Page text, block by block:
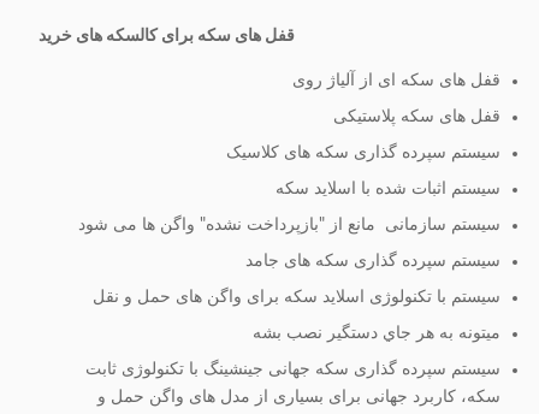
قفل های سکه برای کالسکه های خرید
قفل های سکه ای از آلیاژ روی
قفل های سکه پلاستیکی
سیستم سپرده گذاری سکه های کلاسیک
سیستم اثبات شده با اسلاید سکه
سیستم سازمانی ‬ مانع از "بازپرداخت نشده" واگن ها می شود
سیستم سپرده گذاری سکه های جامد
سیستم با تکنولوژی اسلاید سکه برای واگن های حمل و نقل
ميتونه به هر جاي دستگير نصب بشه
سیستم سپرده گذاری سکه جهانی جینشینگ با تکنولوژی ثابت
سکه، کاربرد جهانی برای بسیاری از مدل های واگن حمل و